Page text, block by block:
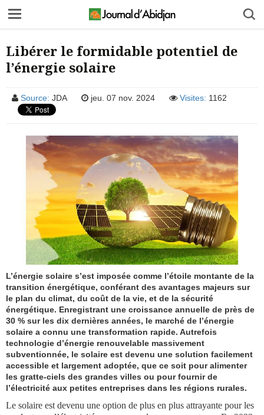
Libérer le formidable potentiel de
l’énergie solaire
Source: JDA jeu. 07 nov. 2024 Visites: 1162
L’énergie solaire s’est imposée comme l’étoile montante de la
transition énergétique, conférant des avantages majeurs sur
le plan du climat, du coût de la vie, et de la sécurité
énergétique. Enregistrant une croissance annuelle de près de
30 % sur les dix dernières années, le marché de l’énergie
solaire a connu une transformation rapide. Autrefois
technologie d’énergie renouvelable massivement
subventionnée, le solaire est devenu une solution facilement
accessible et largement adoptée, que ce soit pour alimenter
les gratte-ciels des grandes villes ou pour fournir de
l’électricité aux petites entreprises dans les régions rurales.
Le solaire est devenu une option de plus en plus attrayante pour les